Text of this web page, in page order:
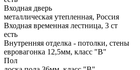
Входная дверь
металлическая утепленная, Россия
Входная временная лестница, 3 ст
есть
Внутренняя отделка - потолки, стены
евровагонка 12,5мм, класс "В"
Пол